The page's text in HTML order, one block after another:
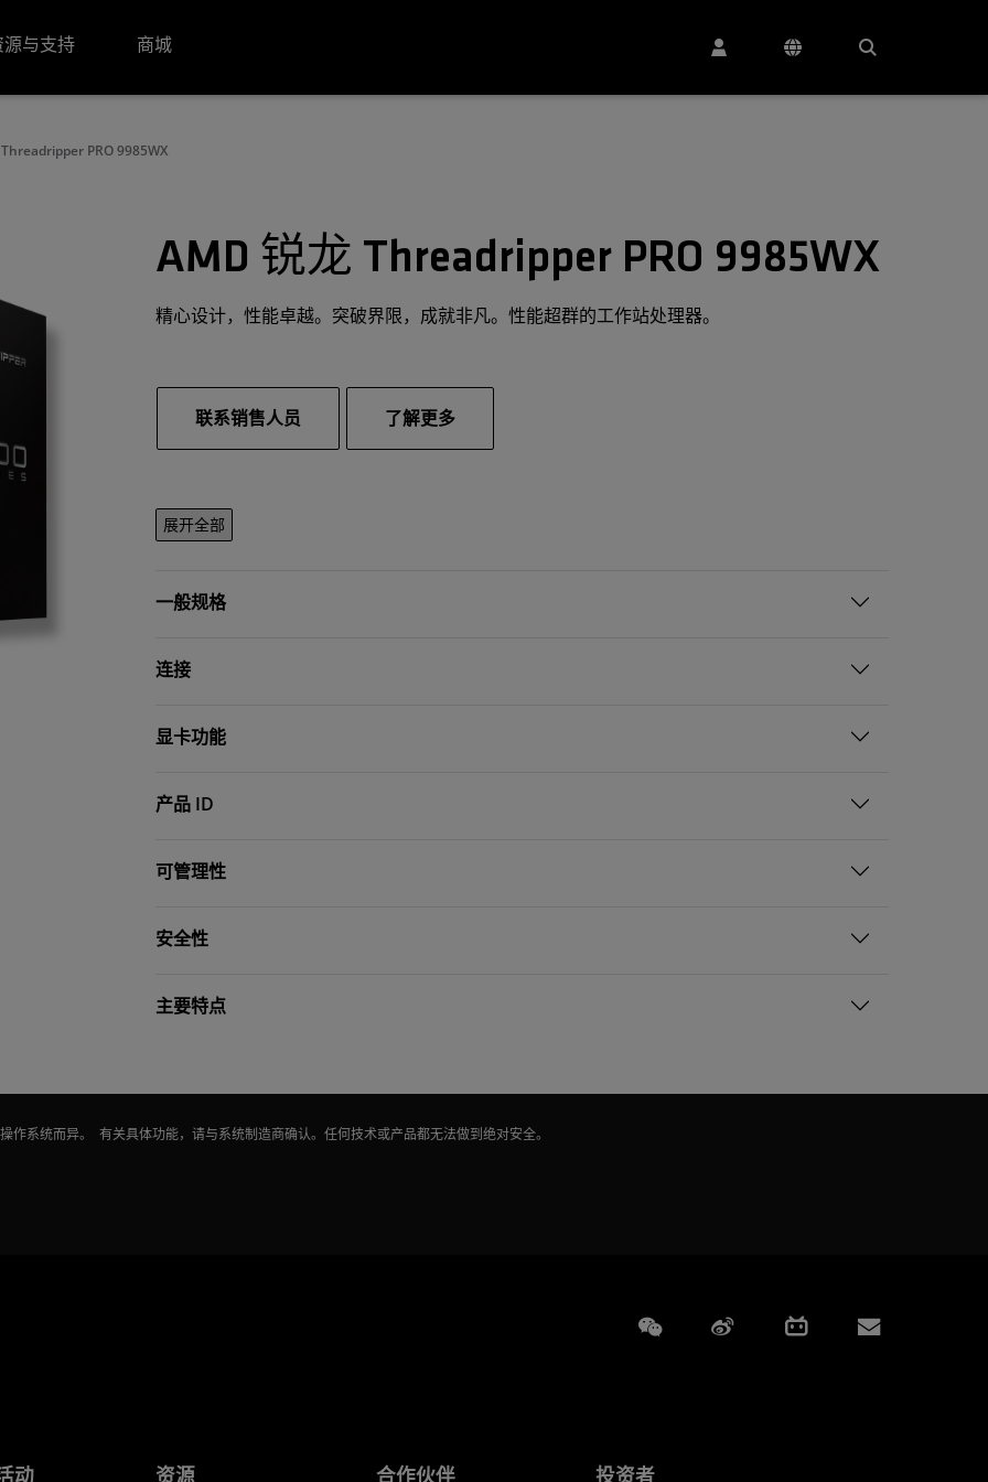
源与支持 商城
PRO 9985WX
AMD 锐龙 Threadripper PRO 9985WX
精心设计，性能卓越。突破界限，成就非凡。性能超群的工作站处理器。
联系销售人员 了解更多
展开全部
一般规格
连接
显卡功能
产品 ID
可管理性
安全性
主要特点
系统而异。 有关具体功能，请与系统制造商确认。任何技术或产品都无法做到绝对安全。
Weixin Weibo Bilibili
动 资源 合作伙伴 投资者